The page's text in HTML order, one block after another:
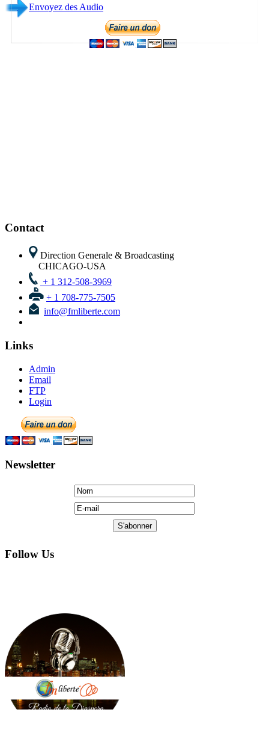
+ 1 312-508-3969
info@fmliberte.com
Links
Admin
Login
Newsletter
Copyright © 2005 by FM Liberte: All Rights Reserved.
Hosted AE Computers, Ltd. Web designed by Jarvinstudio.com.